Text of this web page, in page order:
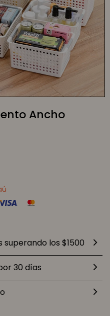
Ancho
los $1500
30 días